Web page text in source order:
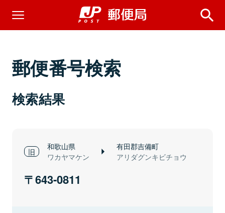
郵便番号検索
検索結果
和歌山県
ワカヤマケン
有田郡吉備町
アリダグンキビチョウ
643-0811